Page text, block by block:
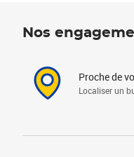
Nos
Proche de
Localiser un